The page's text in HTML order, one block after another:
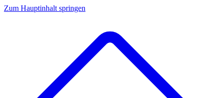
Zum Hauptinhalt springen